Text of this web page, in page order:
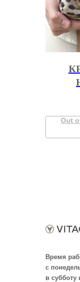
Out
Время
с
в субботу